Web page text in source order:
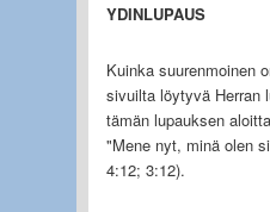
YDINLUPAUS
Kuinka suurenmoinen
sivuilta löytyvä Herran
tämän lupauksen
"Mene nyt, minä olen
4:12; 3:12).